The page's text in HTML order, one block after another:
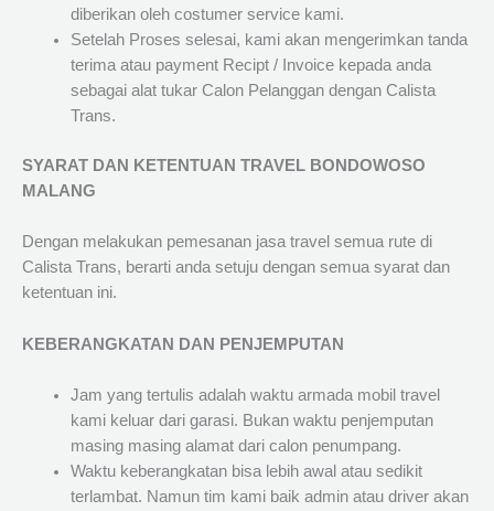
diberikan oleh costumer service kami.
Setelah Proses selesai, kami akan mengerimkan tanda
terima atau payment Recipt / Invoice kepada anda
sebagai alat tukar Calon Pelanggan dengan Calista
Trans.
SYARAT DAN KETENTUAN TRAVEL BONDOWOSO
MALANG
Dengan melakukan pemesanan jasa travel semua rute di
Calista Trans, berarti anda setuju dengan semua syarat dan
ketentuan ini.
KEBERANGKATAN DAN PENJEMPUTAN
Jam yang tertulis adalah waktu armada mobil travel
kami keluar dari garasi. Bukan waktu penjemputan
masing masing alamat dari calon penumpang.
Waktu keberangkatan bisa lebih awal atau sedikit
terlambat. Namun tim kami baik admin atau driver akan